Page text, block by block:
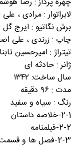
چهره پرداز : رضا
لابراتوار : مرادی ،
برش نگاتیو : ایرج
چاپ : زرندی ، علی
تیتراژ : امیرحسین
ژانر : حادثه ای
سال ساخت: ۱۳۴۲
مدت : ۹۶ دقیقه
رنگ : سیاه و سفید
2-1-خلاصه داستان
2-2-فیلمنامه
2-3-فصل ها و قسمت ها